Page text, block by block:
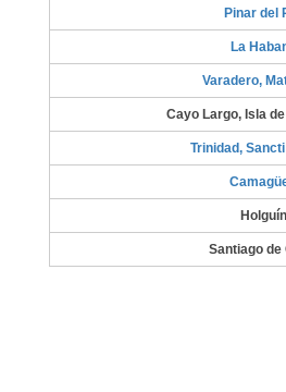
Pinar del
La
Varadero,
Cayo Largo, Isla
Trinidad,
Holguín
Santiago de